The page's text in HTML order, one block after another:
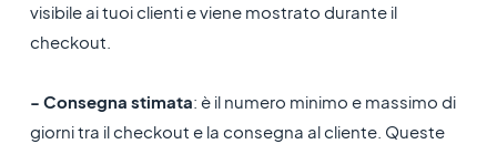
visibile ai tuoi clienti e viene mostrato durante il
checkout.
- Consegna stimata: è il numero minimo e massimo di
giorni tra il checkout e la consegna al cliente. Queste